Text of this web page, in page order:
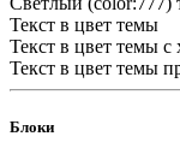
Текст в цвет темы
Текст в цвет темы с
Текст в цвет темы
Блоки